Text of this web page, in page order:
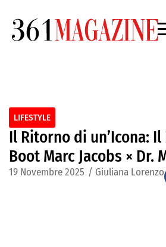
LIFESTYLE
Il Ritorno di un’Icona:
Boot Marc Jacobs × Dr.
19 Novembre 2025 / Giuliana Lorenzo